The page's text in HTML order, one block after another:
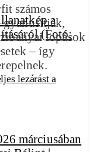
lezárást a
számos
gyanúsítják,
lopások
– így